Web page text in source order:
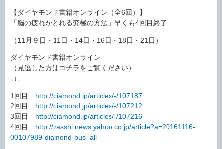
【ダイヤモンド書籍オンライン（全6回）】
「脳の疲れがとれる究極の方法」早くも4回目終了
（11月９日・11日・14日・16日・18日・21日）
ダイヤモンド書籍オンライン
（見逃した方はコチラをご覧ください）
↓↓↓
1回目 http://diamond.jp/articles/-/107187
2回目 http://diamond.jp/articles/-/107212
3回目 http://diamond.jp/articles/-/107216
4回目 http://zasshi.news.yahoo.co.jp/article?a=20161116-
00107989-diamond-bus_all